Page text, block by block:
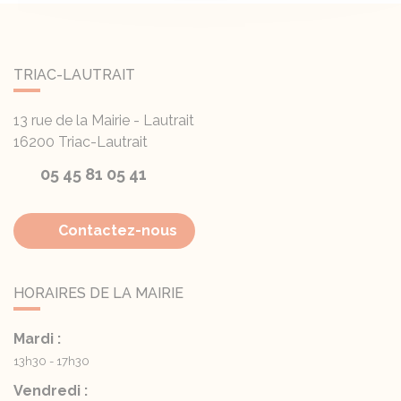
TRIAC-LAUTRAIT
13 rue de la Mairie - Lautrait
16200 Triac-Lautrait
05 45 81 05 41
Contactez-nous
HORAIRES DE LA MAIRIE
Mardi :
13h30 - 17h30
Vendredi :